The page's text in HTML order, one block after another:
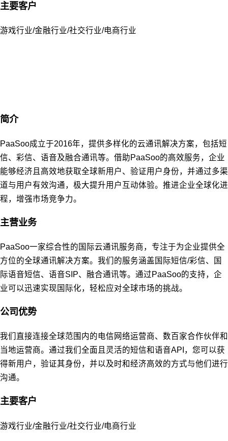
主要客户
游戏行业/金融行业/社交行业/电商行业
简介
PaaSoo成立于2016年，提供多样化的云通讯解决方案，包括短
信、彩信、语音及融合通讯等。借助PaaSoo的高效服务，企业
能够经济且高效地获取全球新用户、验证用户身份，并通过多渠
道与用户有效沟通，极大提升用户互动体验。推进企业全球化进
程，增强市场竞争力。
主营业务
PaaSoo一家综合性的国际云通讯服务商，专注于为企业提供全
方位的全球通讯解决方案。我们的服务涵盖国际短信/彩信、国
际语音短信、语音SIP、融合通讯等。通过PaaSoo的支持，企
业可以迅速实现国际化，轻松应对全球市场的挑战。
公司优势
我们直接连接全球范围内的电信网络运营商、数百家合作伙伴和
当地运营商。通过我们全面且灵活的短信和语音API，您可以获
得新用户，验证其身份，并以及时和经济高效的方式与他们进行
沟通。
主要客户
游戏行业/金融行业/社交行业/电商行业